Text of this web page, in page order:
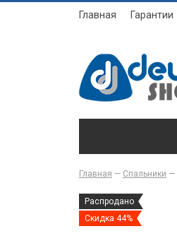
Главная Гарантии
Главная — Спальники —
Распродано
Скидка 44%